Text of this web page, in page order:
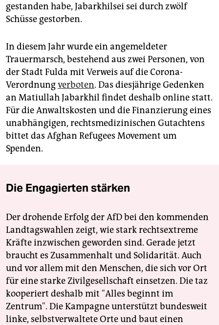
gestanden habe, Jabarkhilsei sei durch zwölf
Schüsse gestorben.
In diesem Jahr wurde ein angemeldeter
Trauermarsch, bestehend aus zwei Personen, von
der Stadt Fulda mit Verweis auf die Corona-
Verordnungverboten. Das diesjährige Gedenken
an Matiullah Jabarkhil findet deshalb online statt.
Für die Anwaltskosten und die Finanzierung eines
unabhängigen, rechtsmedizinischen Gutachtens
bittet das Afghan Refugees Movement um
Spenden.
Die Engagierten stärken
Der drohende Erfolg der AfD bei den kommenden
Landtagswahlen zeigt, wie stark rechtsextreme
Kräfte inzwischen geworden sind. Gerade jetzt
braucht es Zusammenhalt und Solidarität. Auch
und vor allem mit den Menschen, die sich vor Ort
für eine starke Zivilgesellschaft einsetzen. Die taz
kooperiert deshalb mit "Alles beginnt im
Zentrum". Die Kampagne unterstützt bundesweit
linke, selbstverwaltete Orte und baut einen